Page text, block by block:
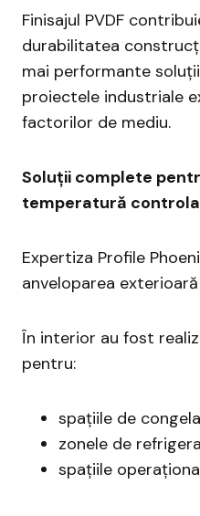
Finisajul PVDF
durabilitatea
mai performante
proiectele industriale
factorilor de mediu.
Soluții complete
temperatură
Expertiza Profile
anveloparea
În interior au fost
pentru:
spațiile de
zonele de
spațiile